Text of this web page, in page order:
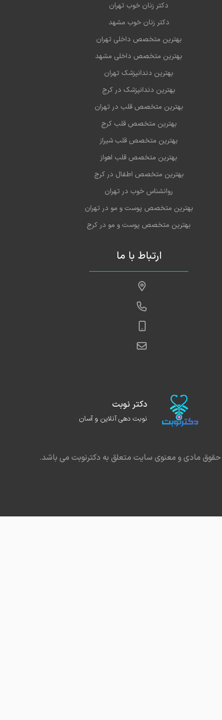
دکتر زنان خوب تهران
دکتر زنان خوب مشهد
بهترین متخصص داخلی تهران
بهترین متخصص داخلی مشهد
بهترین دندانپزشک تهران
بهترین دندانپزشک در کرج
بهترین متخصص قلب در تهران
بهترین متخصص قلب کرج
بهترین متخصص قلب شیراز
بهترین متخصص قلب اهواز
بهترین متخصص اطفال در کرج
روانشناس خوب در تهران
بهترین متخصص پوست و مو در تهران
بهترین متخصص پوست و مو در کرج
ارتباط با ما
دکتر نوبت
نوبت دهی آنلاین و آسان
مادی و معنوی سایت متعلق به دکترنوبت می باشد.